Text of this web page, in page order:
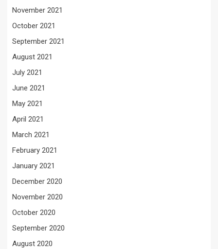
November 2021
October 2021
September 2021
August 2021
July 2021
June 2021
May 2021
April 2021
March 2021
February 2021
January 2021
December 2020
November 2020
October 2020
September 2020
August 2020